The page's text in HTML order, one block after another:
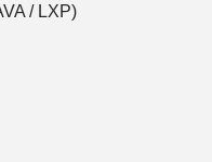
/ LXP)